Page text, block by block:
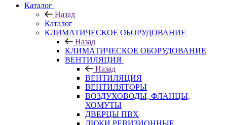
Каталог
Назад
Каталог
КЛИМАТИЧЕСКОЕ ОБОРУДОВАНИЕ
Назад
КЛИМАТИЧЕСКОЕ ОБОРУДОВАНИЕ
ВЕНТИЛЯЦИЯ
Назад
ВЕНТИЛЯЦИЯ
ВЕНТИЛЯТОРЫ
ВОЗДУХОВОДЫ, ФЛАНЦЫ,
ХОМУТЫ
ДВЕРЦЫ ПВХ
ЛЮКИ РЕВИЗИОННЫЕ